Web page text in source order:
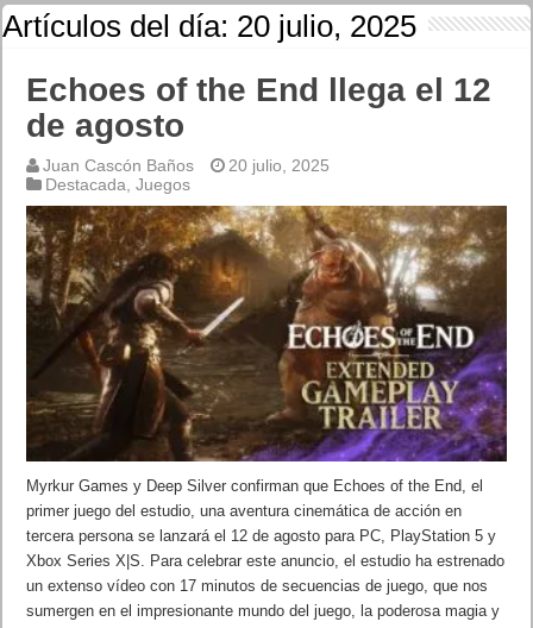
Artículos del día: 20 julio, 2025
Echoes of the End llega el 12
de agosto
Juan Cascón Baños
20 julio, 2025
Destacada ,Juegos
Myrkur Games y Deep Silver confirman que Echoes of the End, el
primer juego del estudio, una aventura cinemática de acción en
tercera persona se lanzará el 12 de agosto para PC, PlayStation 5 y
Xbox Series X|S. Para celebrar este anuncio, el estudio ha estrenado
un extenso vídeo con 17 minutos de secuencias de juego, que nos
sumergen en el impresionante mundo del juego, la poderosa magia y